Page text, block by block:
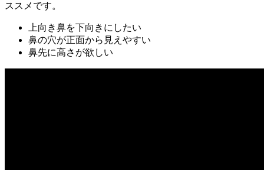
ススメです。
上向き鼻を下向きにしたい
鼻の穴が正面から見えやすい
鼻先に高さが欲しい